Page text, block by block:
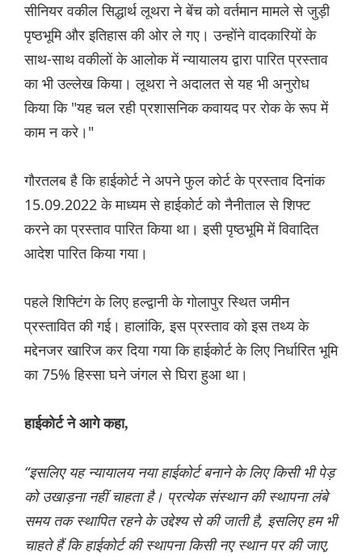
सीनियर वकील सिद्धार्थ लूथरा ने बेंच को वर्तमान मामले से जुड़ी
पृष्ठभूमि और इतिहास की ओर ले गए। उन्होंने वादकारियों के
साथ-साथ वकीलों के आलोक में न्यायालय द्वारा पारित प्रस्ताव
का भी उल्लेख किया। लूथरा ने अदालत से यह भी अनुरोध
किया कि "यह चल रही प्रशासनिक कवायद पर रोक के रूप में
काम न करे।"
गौरतलब है कि हाईकोर्ट ने अपने फुल कोर्ट के प्रस्ताव दिनांक
15.09.2022 के माध्यम से हाईकोर्ट को नैनीताल से शिफ्ट
करने का प्रस्ताव पारित किया था। इसी पृष्ठभूमि में विवादित
आदेश पारित किया गया।
पहले शिफ्टिंग के लिए हल्द्वानी के गोलापुर स्थित जमीन
प्रस्तावित की गई। हालांकि, इस प्रस्ताव को इस तथ्य के
मद्देनजर खारिज कर दिया गया कि हाईकोर्ट के लिए निर्धारित भूमि
का 75% हिस्सा घने जंगल से घिरा हुआ था।
हाईकोर्ट ने आगे कहा,
“इसलिए यह न्यायालय नया हाईकोर्ट बनाने के लिए किसी भी पेड़
को उखाड़ना नहीं चाहता है। प्रत्येक संस्थान की स्थापना लंबे
समय तक स्थापित रहने के उद्देश्य से की जाती है, इसलिए हम भी
चाहते हैं कि हाईकोर्ट की स्थापना किसी नए स्थान पर की जाए,